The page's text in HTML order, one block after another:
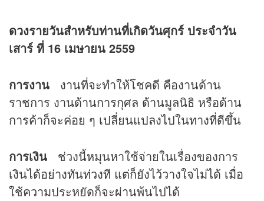
ดวงรายวันสำหรับท่านที่เกิดวันศุกร์ ประจำวัน
เสาร์ ที่ 16 เมษายน 2559
การงาน งานที่จะทำให้โชคดี คืองานด้าน
ราชการ งานด้านการกุศล ด้านมูลนิธิ หรือด้าน
การค้าก็จะค่อย ๆ เปลี่ยนแปลงไปในทางที่ดีขึ้น
การเงิน
ช่วงนี้หมุนหาใช้จ่ายในเรื่องของการ
เงินได้อย่างทันท่วงที แต่ก็ยังไว้วางใจไม่ได้ เมื่อ
ใช้ความประหยัดก็จะผ่านพ้นไปได้